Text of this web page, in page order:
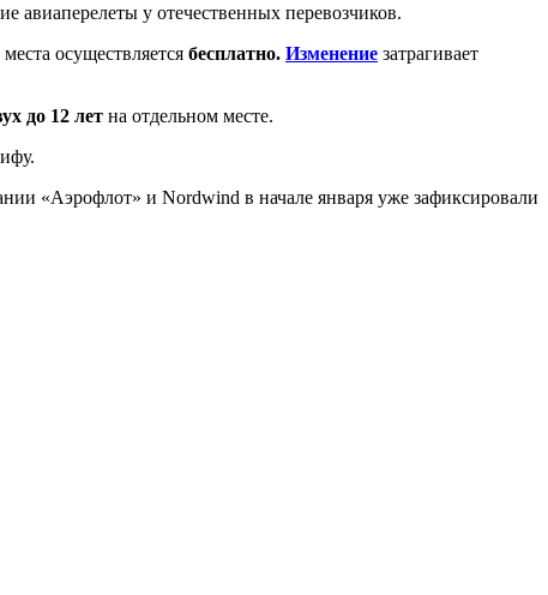
авиаперелеты у отечественных перевозчиков.
осуществляется бесплатно. Изменение затрагивает
до 12 лет на отдельном месте.
«Аэрофлот» и Nordwind в начале января уже зафиксировали